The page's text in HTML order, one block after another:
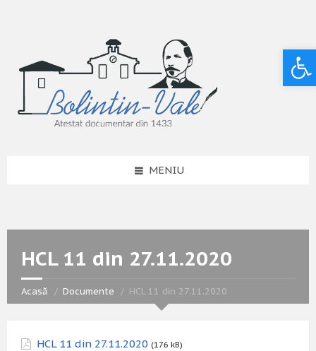
MENIU
HCL 11 din 27.11.2020
Acasă Documente HCL 11 din 27.11.2020
HCL 11 din 27.11.2020 (176 kB)
Deschide bara de unelte